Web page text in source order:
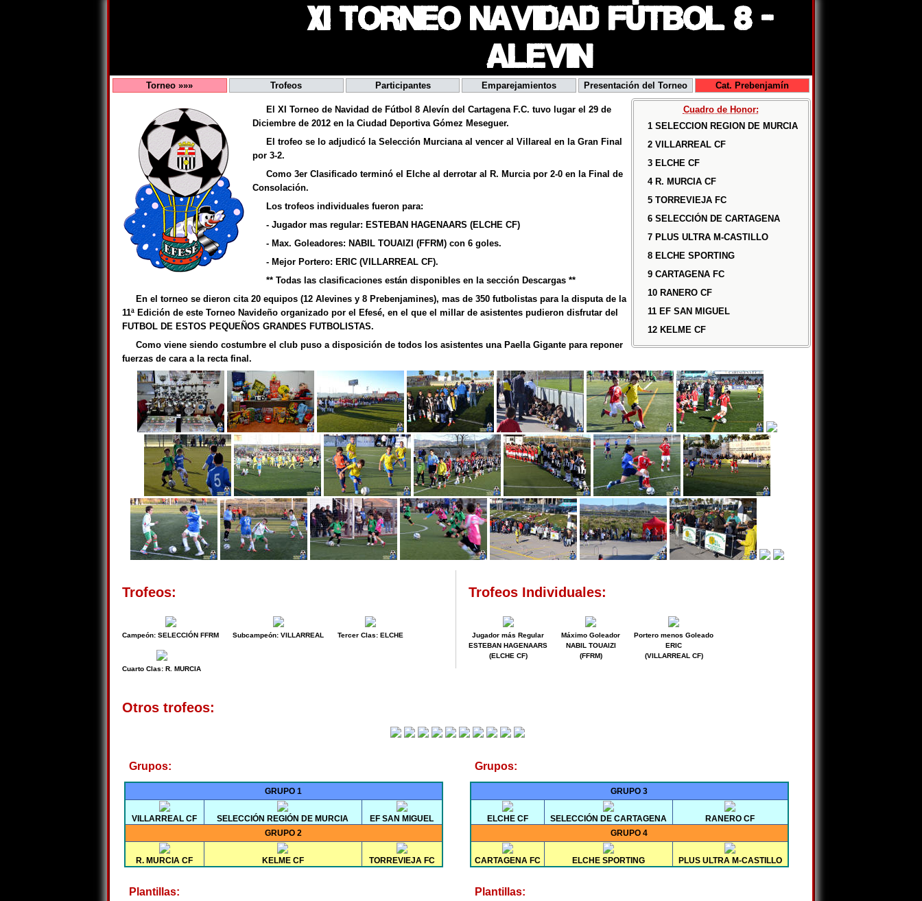
XI TORNEO NAVIDAD FÚTBOL 8 -
ALEVIN
Torneo »»» Trofeos Participantes Emparejamientos Presentación del Torneo Cat. Prebenjamín
Cuadro de Honor:
1 SELECCION REGION DE MURCIA
2 VILLARREAL CF
3 ELCHE CF
4 R. MURCIA CF
5 TORREVIEJA FC
6 SELECCIÓN DE CARTAGENA
7 PLUS ULTRA M-CASTILLO
8 ELCHE SPORTING
9 CARTAGENA FC
10 RANERO CF
11 EF SAN MIGUEL
12 KELME CF
El XI Torneo de Navidad de Fútbol 8 Alevín del Cartagena F.C. tuvo lugar el 29 de
Diciembre de 2012 en la Ciudad Deportiva Gómez Meseguer.
El trofeo se lo adjudicó la Selección Murciana al vencer al Villareal en la Gran Final
por 3-2.
Como 3er Clasificado terminó el Elche al derrotar al R. Murcia por 2-0 en la Final de
Consolación.
Los trofeos individuales fueron para:
- Jugador mas regular: ESTEBAN HAGENAARS (ELCHE CF)
- Max. Goleadores: NABIL TOUAIZI (FFRM) con 6 goles.
- Mejor Portero: ERIC (VILLARREAL CF).
** Todas las clasificaciones están disponibles en la sección Descargas **
En el torneo se dieron cita 20 equipos (12 Alevines y 8 Prebenjamines), mas de 350 futbolistas para la disputa de la
11ª Edición de este Torneo Navideño organizado por el Efesé, en el que el millar de asistentes pudieron disfrutar del
FUTBOL DE ESTOS PEQUEÑOS GRANDES FUTBOLISTAS.
Como viene siendo costumbre el club puso a disposición de todos los asistentes una Paella Gigante para reponer
fuerzas de cara a la recta final.
Trofeos:
Campeón: SELECCIÓN FFRM Subcampeón: VILLARREAL Tercer Clas: ELCHE
Cuarto Clas: R. MURCIA
Trofeos Individuales:
Jugador más Regular
ESTEBAN HAGENAARS
(ELCHE CF)
Máximo Goleador
NABIL TOUAIZI
(FFRM)
Portero menos Goleado
ERIC
(VILLARREAL CF)
Otros trofeos:
Grupos:
GRUPO 1
VILLARREAL CF SELECCIÓN REGIÓN DE MURCIA
EF SAN MIGUEL
GRUPO 2
R. MURCIA CF KELME CF TORREVIEJA FC
Grupos:
GRUPO 3
ELCHE CF SELECCIÓN DE CARTAGENA
RANERO CF
GRUPO 4
CARTAGENA FC ELCHE SPORTING PLUS ULTRA M-CASTILLO
Plantillas: Plantillas: